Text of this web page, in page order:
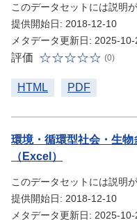
このデータセットには説明
提供開始日: 2018-12-10
メタデータ更新日: 2025-10-
評価 (0)
HTML PDF
環境・循環型社会・生
（Excel）
このデータセットには説明
提供開始日: 2018-12-10
メタデータ更新日: 2025-10-